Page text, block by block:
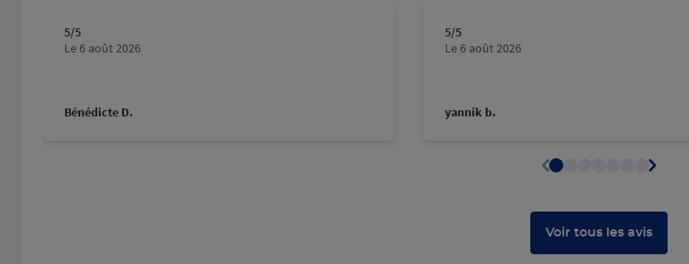
5/5
Le 6 août 2026
Bénédicte D.
5/5Note de 5 sur 5
Le 6 août 2026
yannik b.
Voir tous les avis